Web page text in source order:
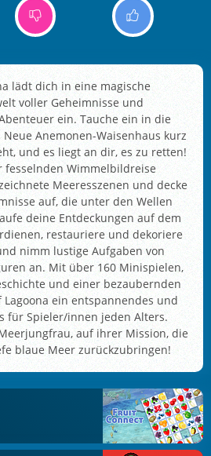
lädt dich in eine magische
voller Geheimnisse und
ein. Tauche ein in die
Anemonen-Waisenhaus kurz
und es liegt an dir, es zu retten!
fesselnden Wimmelbildreise
Meeresszenen und decke
auf, die unter den Wellen
deine Entdeckungen auf dem
restauriere und dekoriere
nimm lustige Aufgaben von
an. Mit über 160 Minispielen,
und einer bezaubernden
Lagoona ein entspannendes und
für Spieler/innen jeden Alters.
auf ihrer Mission, die
blaue Meer zurückzubringen!